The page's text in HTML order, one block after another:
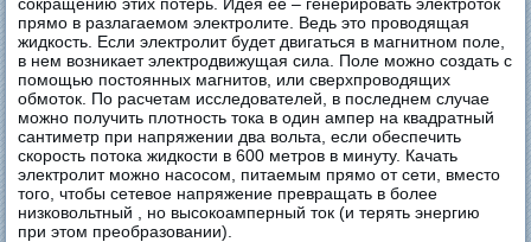
прямо в разлагаемом электролите. Ведь это проводящая
жидкость. Если электролит будет двигаться в магнитном поле,
в нем возникает электродвижущая сила. Поле можно создать с
помощью постоянных магнитов, или сверхпроводящих
обмоток. По расчетам исследователей, в последнем случае
можно получить плотность тока в один ампер на квадратный
сантиметр при напряжении два вольта, если обеспечить
скорость потока жидкости в 600 метров в минуту. Качать
электролит можно насосом, питаемым прямо от сети, вместо
того, чтобы сетевое напряжение превращать в более
низковольтный , но высокоамперный ток (и терять энергию
при этом преобразовании).